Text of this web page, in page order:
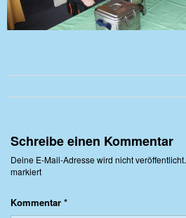
Schreibe einen Kommentar
Deine E-Mail-Adresse wird nicht veröffentlicht.
markiert
Kommentar *